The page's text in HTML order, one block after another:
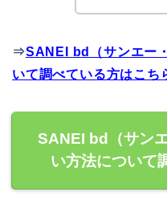
⇒SANEI bd（サンエー
いて調べている方はこち
SANEI bd（サン
い方法について